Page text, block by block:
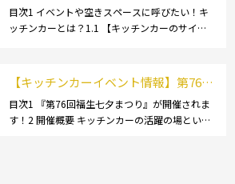
遣してもらうにはどうすれば良いの？
依頼の流れや人気メニューを解説
目次1 イベントや空きスペースに呼びたい！キ
ッチンカーとは？1.1 【キッチンカーのサイ
チンカー:1t～ […]
【キッチンカーイベント情報】第76回
福生七夕まつりが開催されます！
目次1 『第76回福生七夕まつり』が開催されま
す！2 開催概要 キッチンカーの活躍の場といえ